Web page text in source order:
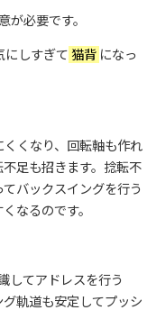
が必要です。
にしすぎて 猫背 になっ
くなり、回転軸も作れ
足も招きます。捻転不
バックスイングを行う
なるのです。
してアドレスを行う
軌道も安定してプッシ